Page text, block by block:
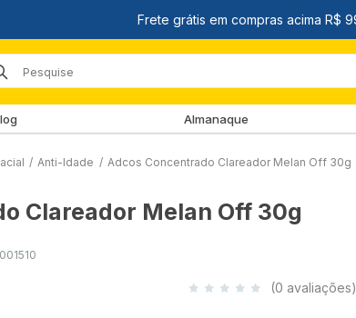
Almanaque
/ Anti-Idade / Adcos Concentrado Clareador Melan Off 30g
Clareador Melan Off 30g
(0 avaliações)